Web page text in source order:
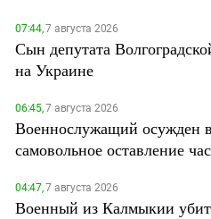
07:44,7 августа 2026
Сын депутата
на Украине
06:45,7 августа 2026
Военнослужащий осужден
самовольное оставление
04:47,7 августа 2026
Военный из Калмыкии